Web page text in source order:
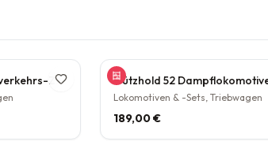
Tillig TT DB Silberling Nahverkehrs-Zugset 4-teilig Steuerwagen Hasenkasten Köln HBF Epoche IV rarität
Lokomotiven & -Sets, Triebwagen
189,00 €